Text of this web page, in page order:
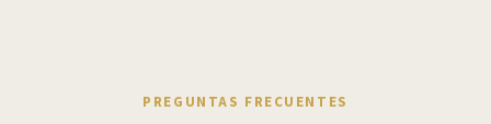
PREGUNTAS FRECUENTES